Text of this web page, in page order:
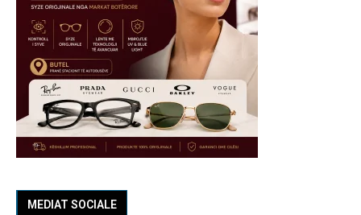
MEDIAT SOCIALE